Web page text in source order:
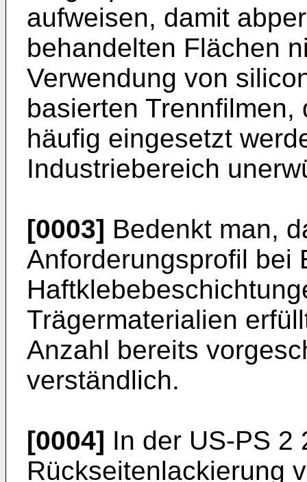
aufweisen, damit
behandelten Flächen
Verwendung von
basierten
häufig eingesetzt
Industriebereich
[0003] Bedenkt man,
Anforderungsprofil bei
Trägermaterialien
Anzahl bereits
verständlich.
[0004] In der US-PS 2
Rückseitenlackierung